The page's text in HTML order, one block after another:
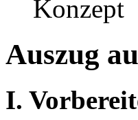
Konzept
Auszug
I.